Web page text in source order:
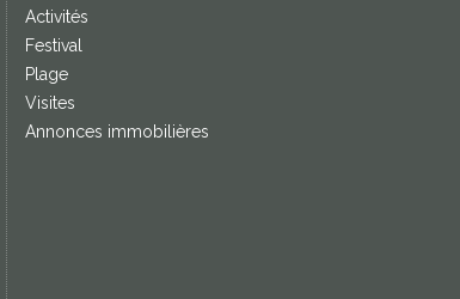
Activités
Festival
Plage
Visites
Annonces immobilières